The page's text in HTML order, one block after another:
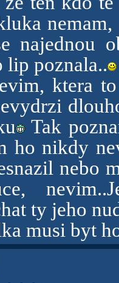
najednou
lip poznala..
ktera
Tak
ho nikdy
nebo
ty jeho
musi byt